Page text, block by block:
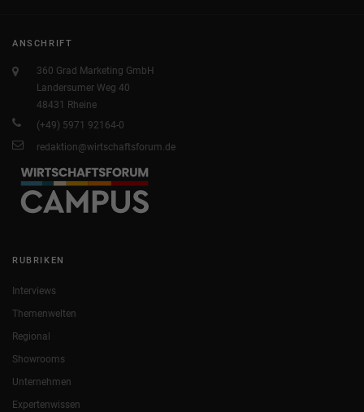
ANSCHRIFT
360 Grad Marketing GmbH
Landersumer Weg 40
48431 Rheine
(+49) 5971 92164-0
redaktion@wirtschaftsforum.de
RUBRIKEN
Interviews
Themenwelten
Regional
Showrooms
Unternehmen
Expertenwissen